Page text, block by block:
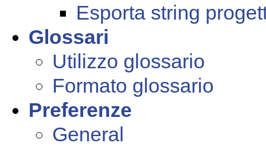
Esporta string
Glossari
Utilizzo glossario
Formato glossario
Preferenze
General